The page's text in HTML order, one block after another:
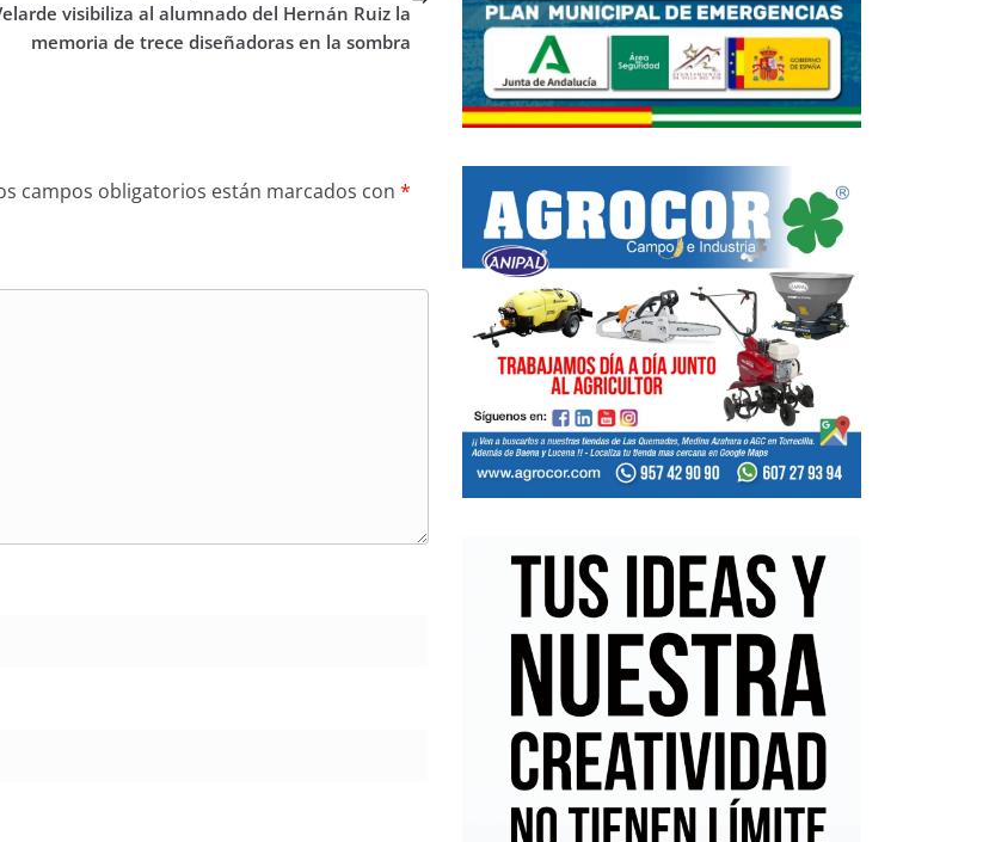
visibiliza al alumnado del Hernán Ruiz la
memoria de trece diseñadoras en la sombra
campos obligatorios están marcados con *